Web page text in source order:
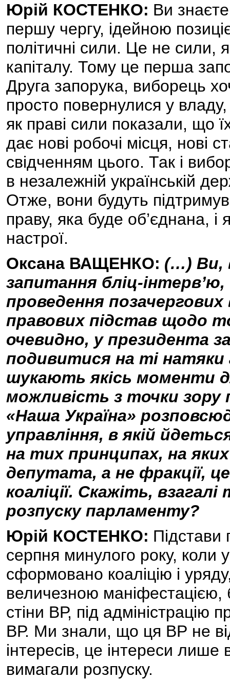
Юрій КОСТЕНКО: Ви
першу чергу, ідейною
політичні сили. Це не сили,
капіталу. Тому це перша
Друга запорука, виборець
просто повернулися у
як праві сили показали, що
дає нові робочі місця, нові
свідченням цього. Так і
в незалежній українській
Отже, вони будуть
праву, яка буде об’єднана, і
настрої.
Оксана ВАЩЕНКО: (…) Ви,
запитання бліц-
проведення
правових підстав щодо
очевидно, у президента
подивитися на ті натяки
шукають якісь моменти
можливість з точки зору
«Наша Україна»
управління, в якій
на тих принципах, на
депутата, а не фракції,
коаліції. Скажіть,
розпуску парламенту?
Юрій КОСТЕНКО: Підстави
серпня минулого року, коли
сформовано коаліцію і
величезною маніфестацією,
стіни ВР, під адміністрацію
ВР. Ми знали, що ця ВР не
інтересів, це інтереси лише
вимагали розпуску.